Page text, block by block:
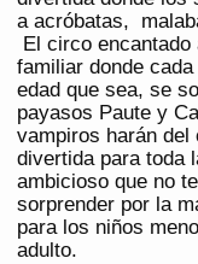
a acróbatas,
El circo
familiar donde
edad que sea, se
payasos Paute y
vampiros harán
divertida para toda
ambicioso que no
sorprender por la
para los niños
adulto.